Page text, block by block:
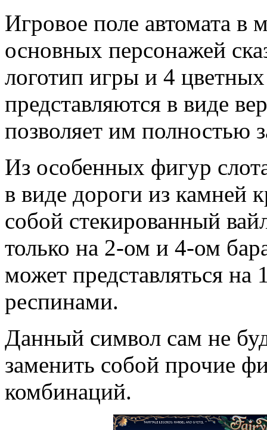
Игровое поле автомата в
основных персонажей
логотип игры и 4
представляются в виде
позволяет им полностью
Из особенных фигур
в виде дороги из камней
собой стекированный
только на 2-ом и 4-ом
может представляться
респинами.
Данный символ сам не
заменить собой прочие
комбинаций.